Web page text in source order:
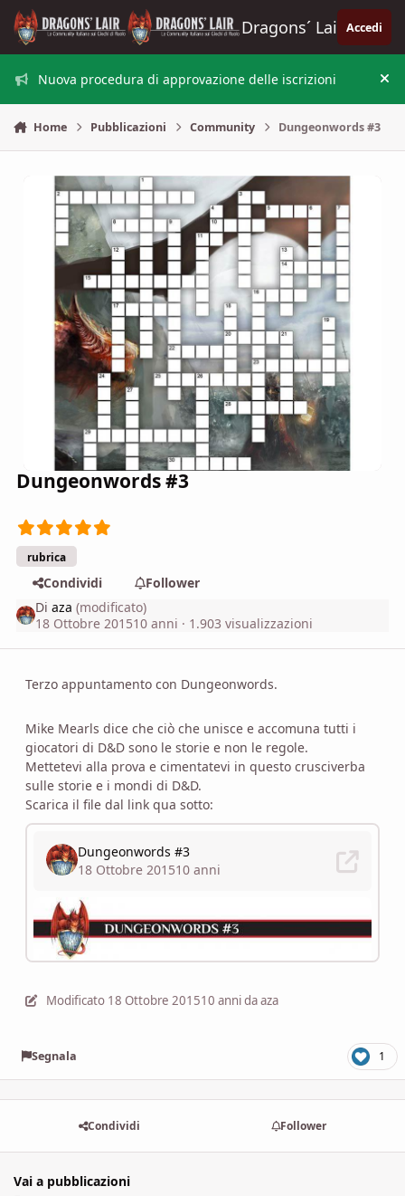
Vai al contenuto
Dragons´ Lair Accedi
Nuova procedura di approvazione delle iscrizioni
Home Pubblicazioni Community Dungeonwords #3
Dungeonwords #3
rubrica
Condividi
Follower
Diaza (modificato)
18 Ottobre 201510 anni · 1.903 visualizzazioni
Terzo appuntamento con Dungeonwords.
Mike Mearls dice che ciò che unisce e accomuna tutti i
giocatori di D&D sono le storie e non le regole.
Mettetevi alla prova e cimentatevi in questo crusciverba
sulle storie e i mondi di D&D.
Scarica il file dal link qua sotto:
Modificato 18 Ottobre 201510 annida aza
Segnala 1
Condividi Follower
Vai a pubblicazioni